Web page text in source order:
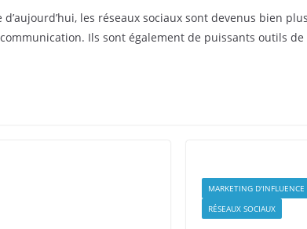
d’aujourd’hui, les réseaux sociaux sont devenus bien
Ils sont également de puissants outils
MARKETING D'INFLUENCE
RÉSEAUX SOCIAUX